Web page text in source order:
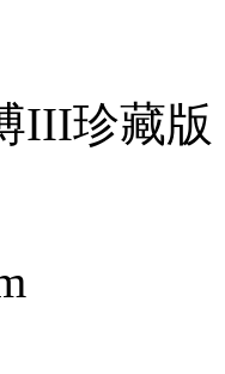
III珍藏版